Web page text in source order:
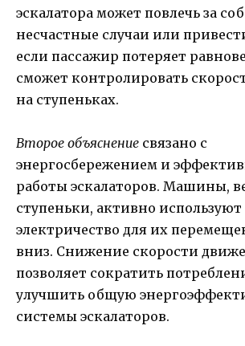
эскалатора может повлечь за
несчастные случаи или
если пассажир потеряет
сможет контролировать
на ступеньках.
Второе объяснение связано с
энергосбережением и
работы эскалаторов. Машины,
ступеньки, активно используют
электричество для их
вниз. Снижение скорости
позволяет сократить
улучшить общую
системы эскалаторов.